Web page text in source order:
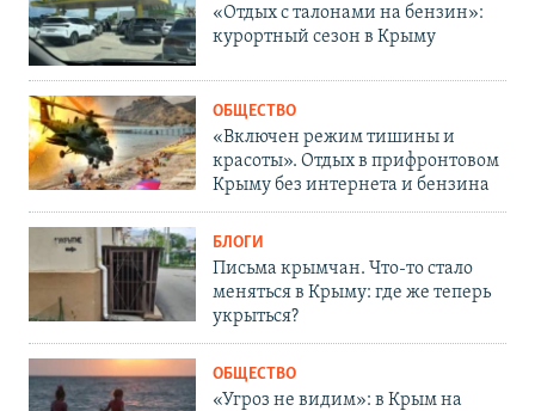
«Отдых с талонами на бензин»:
курортный сезон в Крыму
ОБЩЕСТВО
«Включен режим тишины и
красоты». Отдых в прифронтовом
Крыму без интернета и бензина
БЛОГИ
Письма крымчан. Что-то стало
меняться в Крыму: где же теперь
укрыться?
ОБЩЕСТВО
«Угроз не видим»: в Крым на